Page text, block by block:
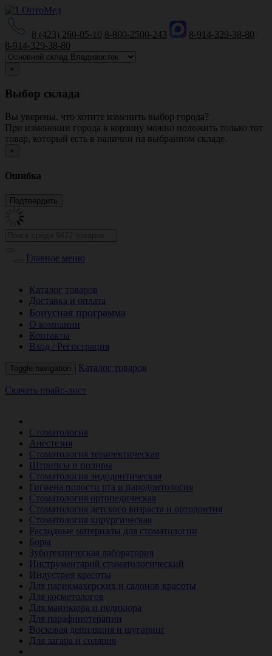
8 (423) 260-05-10 8-800-2500-243
8-914-329-38-80
8-914-329-38-80
×
Выбор склада
Вы уверены, что хотите изменить выбор города?
При изменении города в корзину можно положить только тот
товар, который есть в наличии на выбранном складе.
×
Ошибка
Главное меню
Каталог товаров
Доставка и оплата
Бонусная программа
О компании
Контакты
Вход / Регистрация
Toggle navigation Каталог товаров
Скачать прайс-лист
Стоматология
Анестезия
Стоматология терапевтическая
Штрипсы и полиры
Стоматология эндодонтическая
Гигиена полости рта и пародонтология
Стоматология ортопедическая
Стоматология детского возраста и ортодонтия
Стоматология хирургическая
Расходные материалы для стоматологии
Боры
Зуботехническая лаборатория
Инструментарий стоматологический
Индустрия красоты
Для парикмахерских и салонов красоты
Для косметологов
Для маникюра и педикюра
Для парафинотерапии
Восковая депиляция и шугаринг
Для загара и солярия